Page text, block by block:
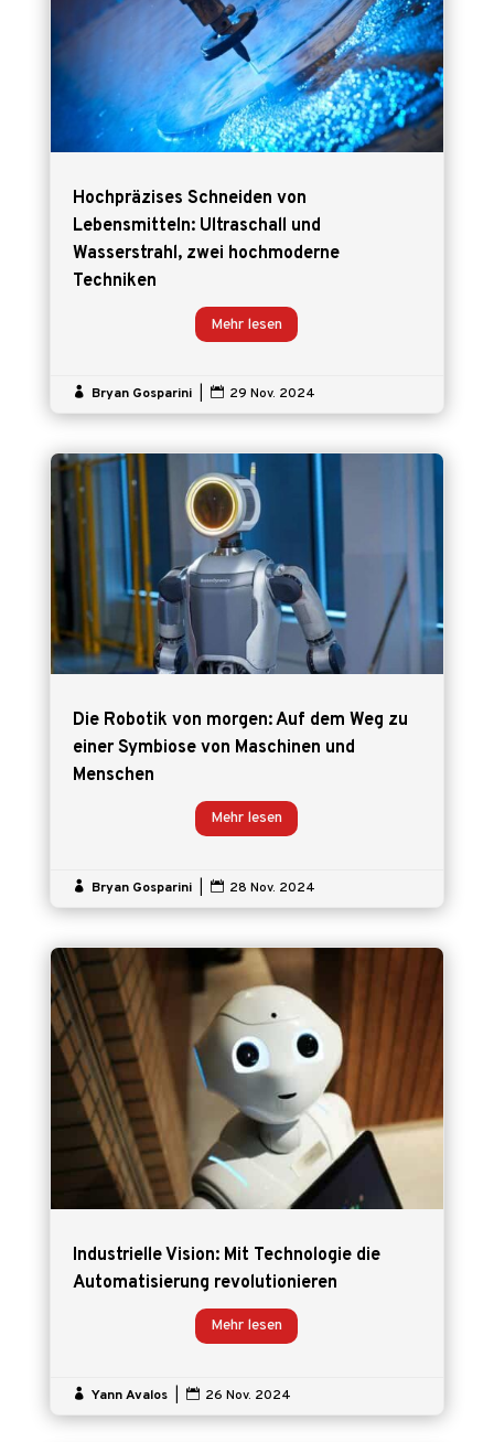
Hochpräzises Schneiden von
Lebensmitteln: Ultraschall und
Wasserstrahl, zwei hochmoderne
Techniken
Mehr lesen
 Bryan Gosparini  29 Nov. 2024
Die Robotik von morgen: Auf dem Weg zu
einer Symbiose von Maschinen und
Menschen
Mehr lesen
 Bryan Gosparini  28 Nov. 2024
Industrielle Vision: Mit Technologie die
Automatisierung revolutionieren
Mehr lesen
 Yann Avalos  26 Nov. 2024